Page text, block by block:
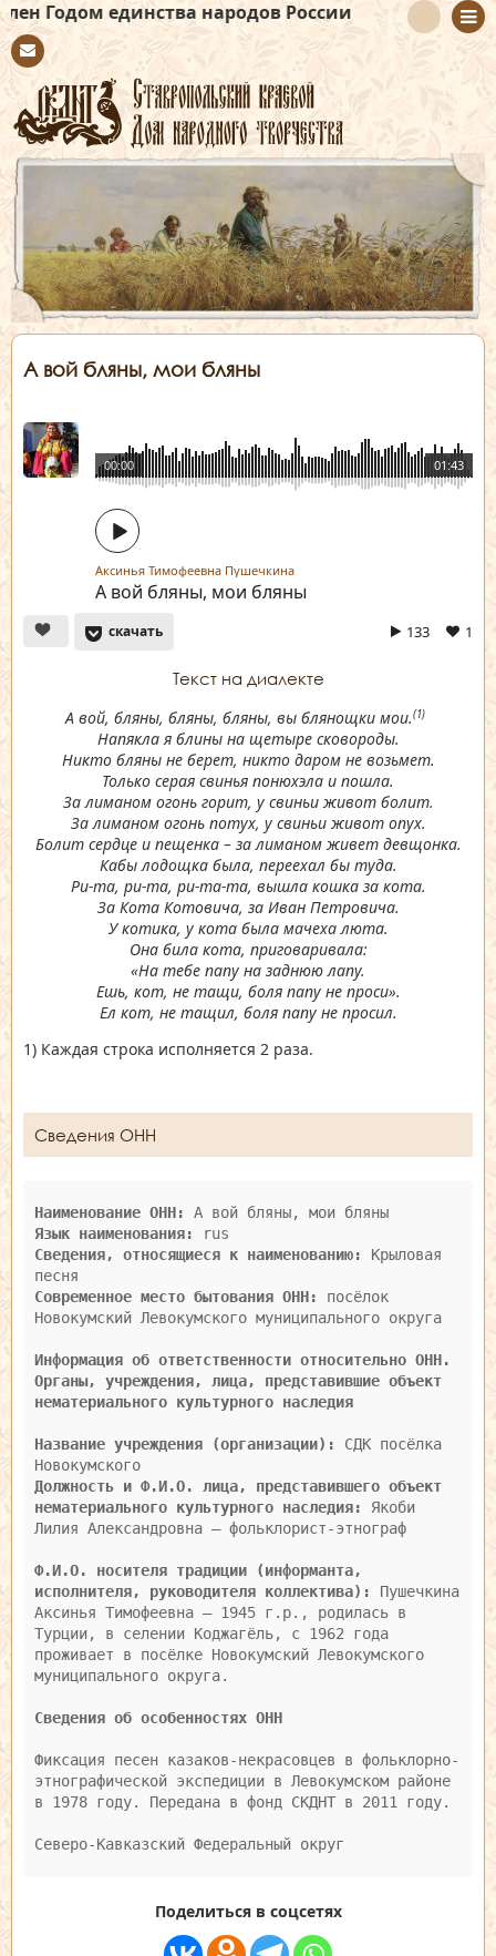
народов России
tact
А вой бляны, мои бляны
01:43
00:00
Аксинья Тимофеевна Пушечкина
А вой бляны, мои бляны
скачать 133 1
Текст на диалекте
А вой, бляны, бляны, бляны, вы блянощки мои.(1)
Напякла я блины на щетыре сковороды.
Никто бляны не берет, никто даром не возьмет.
Только серая свинья понюхэла и пошла.
За лиманом огонь горит, у свиньи живот болит.
За лиманом огонь потух, у свиньи живот опух.
Болит сердце и пещенка – за лиманом живет девщонка.
Кабы лодощка была, переехал бы туда.
Ри-та, ри-та, ри-та-та, вышла кошка за кота.
За Кота Котовича, за Иван Петровича.
У котика, у кота была мачеха люта.
Она била кота, приговаривала:
«На тебе папу на заднюю лапу.
Ешь, кот, не тащи, боля папу не проси».
Ел кот, не тащил, боля папу не просил.
1) Каждая строка исполняется 2 раза.
Сведения ОНН
Наименование ОНН:
Язык наименования:
Сведения, относящиеся к наименованию:
Крыловая
Современное место бытования ОНН:
посёлок
Новокумский Левокумского муниципального округа
Информация об ответственности относительно ОНН.
Органы, учреждения, лица, представившие объект
нематериального культурного наследия
Название учреждения (организации):
СДК посёлка
Должность и Ф.И.О. лица, представившего объект
нематериального культурного наследия:
Якоби
Лилия Александровна – фольклорист-этнограф
Ф.И.О. носителя традиции (информанта,
исполнителя, руководителя коллектива):
Пушечкина
Аксинья Тимофеевна – 1945 г.р., родилась в
Турции, в селении Коджагёль, с 1962 года
проживает в посёлке Новокумский Левокумского
муниципального округа.
Сведения об особенностях ОНН
Фиксация песен казаков-некрасовцев в фольклорно-
этнографической экспедиции в Левокумском районе
в 1978 году. Передана в фонд СКДНТ в 2011 году.
Поделиться в соцсетях